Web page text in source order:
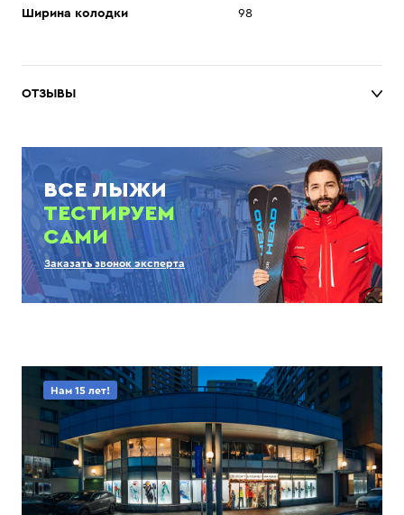
Ширина колодки 98
ОТЗЫВЫ
ВСЕ ЛЫЖИ
ТЕСТИРУЕМ
САМИ
Заказать звонок эксперта
Нам 15 лет!